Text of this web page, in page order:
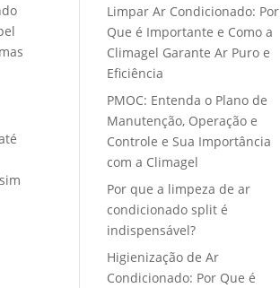
Limpar Ar Condicionado: Por
Que é Importante e Como a
Climagel Garante Ar Puro e
Eficiência
PMOC: Entenda o Plano de
Manutenção, Operação e
Controle e Sua Importância
com a Climagel
Por que a limpeza de ar
condicionado split é
indispensável?
Higienização de Ar
Condicionado: Por Que é